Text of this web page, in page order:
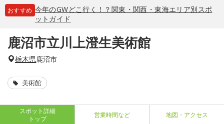
おすすめ 今年のGWどこ行く！？関東・関西・東海エリア別スポ
ットガイド
鹿沼市立川上澄生美術館
栃木県鹿沼市
美術館
スポット詳細
トップ
営業時間など 地図・アクセス